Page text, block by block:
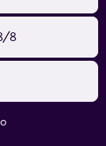
8